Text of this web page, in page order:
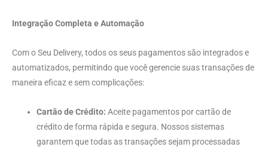
Integração Completa e Automação
Com o Seu Delivery, todos os seus pagamentos são integrados e
automatizados, permitindo que você gerencie suas transações de
maneira eficaz e sem complicações:
Cartão de Crédito: Aceite pagamentos por cartão de
crédito de forma rápida e segura. Nossos sistemas
garantem que todas as transações sejam processadas